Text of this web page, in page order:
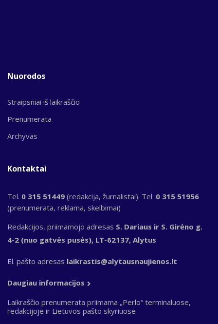
Nuorodos
Straipsniai iš laikraščio
Prenumerata
Archyvas
Kontaktai
Tel. 0 315 51449 (redakcija, žurnalistai). Tel. 0 315 51956
(prenumerata, reklama, skelbimai)
Redakcijos, priimamojo adresas S. Dariaus ir S. Girėno g.
4-2 (nuo gatvės pusės), LT-62137, Alytus
El. pašto adresas laikrastis@alytausnaujienos.lt
Daugiau informacijos
Laikraščio prenumerata priimama „Perlo“ terminaluose,
redakcijoje ir Lietuvos pašto skyriuose